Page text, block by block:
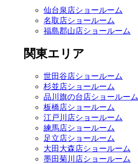
仙台泉店ショールーム
名取店ショールーム
福島郡山店ショールーム
関東エリア
世田谷店ショールーム
杉並店ショールーム
品川旗の台店ショールーム
板橋店ショールーム
江戸川店ショールーム
練馬店ショールーム
足立店ショールーム
大田大森店ショールーム
墨田菊川店ショールーム